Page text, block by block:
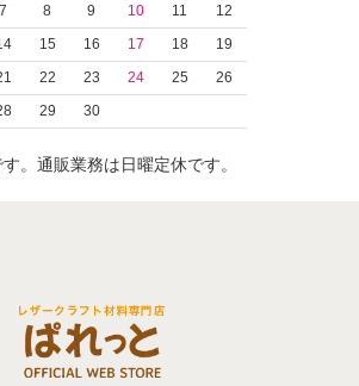
7 8 9 10 11
12
15 16 17 18
19
22 23 24 25
26
29 30
。通販業務は日曜定休です。